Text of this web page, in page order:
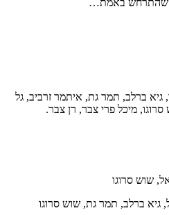
גיא ברלב, תמר גת, איתמר זרביב, גל
מיכל פרי צבר, רן צבר.
שוש סרוגו
גיא ברלב, תמר גת, שוש סרוגו